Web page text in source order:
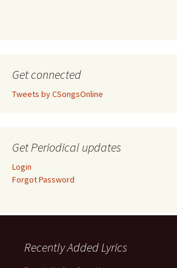
Get connected
Tweets by CSongsOnline
Get Periodical updates
Login
Forgot Password
Recently Added Lyrics